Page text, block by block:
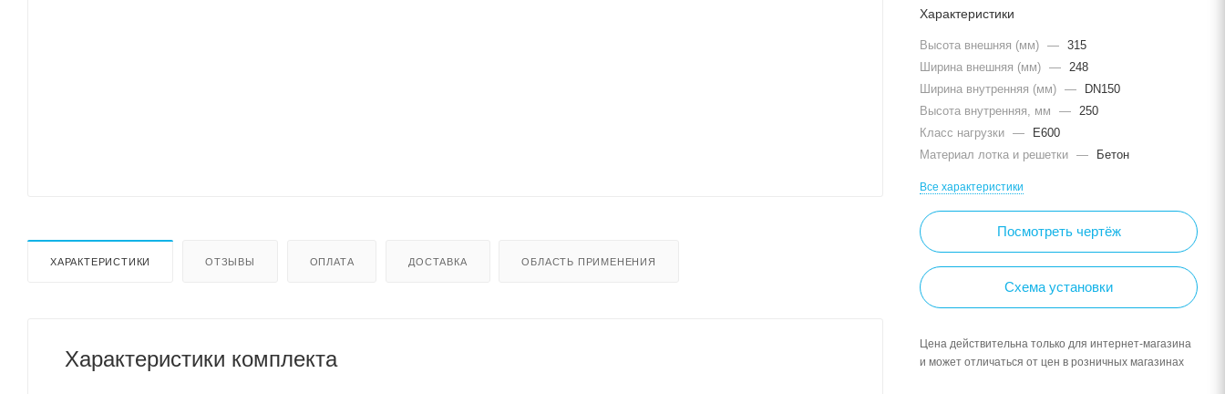
ХАРАКТЕРИСТИКИ ОТЗЫВЫ ОПЛАТА ДОСТАВКА ОБЛАСТЬ ПРИМЕНЕНИЯ
Характеристики комплекта
Характеристики
Высота внешняя (мм) — 315
Ширина внешняя (мм) — 248
Ширина внутренняя (мм) —
DN150
Высота внутренняя, мм
— 250
Класс нагрузки —
E600
Материал лотка и решетки — Бетон
Все характеристики
Посмотреть чертёж
Схема установки
Цена действительна только для интернет-магазина
и может отличаться от цен в розничных магазинах